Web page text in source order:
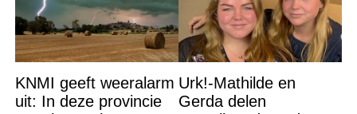
KNMI geeft weeralarm
uit: In deze provincie
Urk!-Mathilde en
Gerda delen